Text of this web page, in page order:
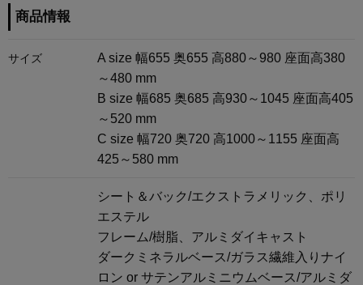
商品情報
サイズ
A size 幅655 奥655 高880～980 座面高380
～480 mm
B size 幅685 奥685 高930～1045 座面高405
～520 mm
C size 幅720 奥720 高1000～1155 座面高
425～580 mm
シート＆バック/エクストラメリック、ポリ
エステル
フレーム/樹脂、アルミダイキャスト
ダークミネラルベース/ガラス繊維入りナイ
ロン or サテンアルミニウムベース/アルミダ